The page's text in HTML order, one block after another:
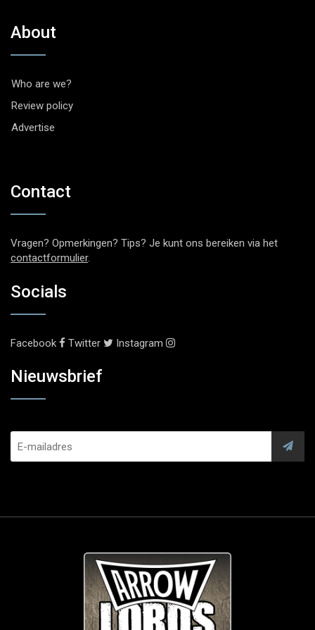
About
Who are we?
Review policy
Advertise
Contact
Vragen? Opmerkingen? Tips? Je kunt ons bereiken via het
contactformulier.
Socials
Facebook Twitter Instagram
Nieuwsbrief